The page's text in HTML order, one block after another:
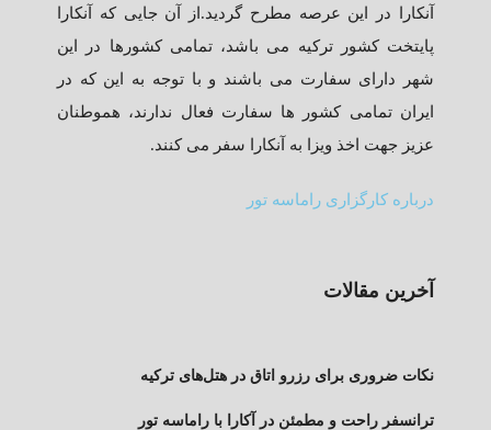
آنکارا در این عرصه مطرح گردید.از آن جایی که آنکارا
پایتخت کشور ترکیه می باشد، تمامی کشورها در این
شهر دارای سفارت می باشند و با توجه به این که در
ایران تمامی کشور ها سفارت فعال ندارند، هموطنان
عزیز جهت اخذ ویزا به آنکارا سفر می کنند.
درباره کارگزاری راماسه تور
آخرین مقالات
نکات ضروری برای رزرو اتاق در هتل‌های ترکیه
ترانسفر راحت و مطمئن در آکارا با راماسه تور